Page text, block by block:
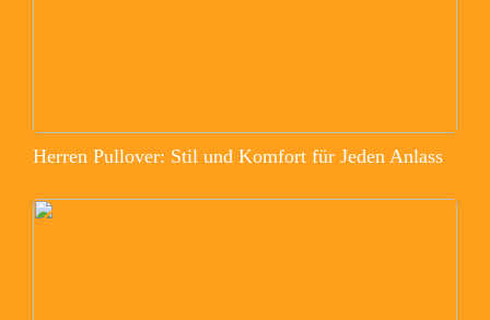
Herren Pullover: Stil und Komfort für Jeden Anlass